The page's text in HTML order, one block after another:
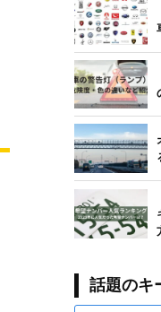
話題のキ